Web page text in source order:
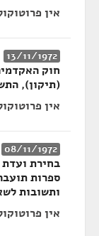
אין
13/11/1972
חוק
(תיקון),
אין
08/11/1972
בחירת
ספרות
ותשובות
אין